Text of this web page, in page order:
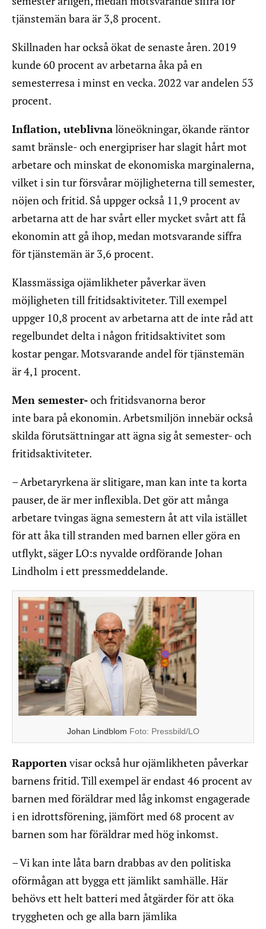
tjänstemän bara är 3,8 procent.
Skillnaden har också ökat de senaste åren. 2019
kunde 60 procent av arbetarna åka på en
semesterresa i minst en vecka. 2022 var andelen 53
procent.
Inflation, uteblivnalöneökningar, ökande räntor
samt bränsle- och energipriser har slagit hårt mot
arbetare och minskat de ekonomiska marginalerna,
vilket i sin tur försvårar möjligheterna till semester,
nöjen och fritid. Så uppger också 11,9 procent av
arbetarna att de har svårt eller mycket svårt att få
ekonomin att gå ihop, medan motsvarande siffra
för tjänstemän är 3,6 procent.
Klassmässiga ojämlikheter påverkar även
möjligheten till fritidsaktiviteter. Till exempel
uppger 10,8 procent av arbetarna att de inte råd att
regelbundet delta i någon fritidsaktivitet som
kostar pengar. Motsvarande andel för tjänstemän
är 4,1 procent.
Men semester-och fritidsvanorna beror
inte bara på ekonomin. Arbetsmiljön innebär också
skilda förutsättningar att ägna sig åt semester- och
fritidsaktiviteter.
– Arbetaryrkena är slitigare, man kan inte ta korta
pauser, de är mer inflexibla. Det gör att många
arbetare tvingas ägna semestern åt att vila istället
för att åka till stranden med barnen eller göra en
utflykt, säger LO:s nyvalde ordförande Johan
Lindholm i ett pressmeddelande.
Johan Lindblom Foto: Pressbild/LO
Rapportenvisar också hur ojämlikheten påverkar
barnens fritid. Till exempel är endast 46 procent av
barnen med föräldrar med låg inkomst engagerade
i en idrottsförening, jämfört med 68 procent av
barnen som har föräldrar med hög inkomst.
– Vi kan inte låta barn drabbas av den politiska
oförmågan att bygga ett jämlikt samhälle. Här
behövs ett helt batteri med åtgärder för att öka
tryggheten och ge alla barn jämlika